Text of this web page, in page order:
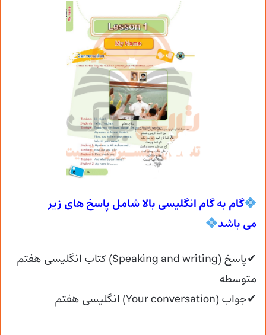
گام به گام انگلیسی بالا شامل پاسخ های زیر
می باشد
✔پاسخ (Speaking and writing) کتاب انگلیسی هفتم
متوسطه
✔جواب (Your conversation) انگلیسی هفتم